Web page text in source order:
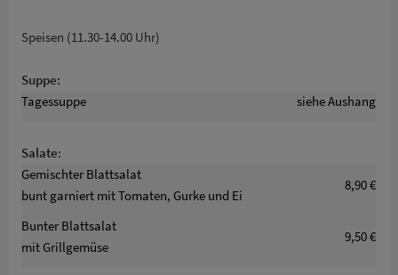
Speisen (11.30-14.00 Uhr)
Suppe:
Tagessuppe
siehe Aushang
Salate:
Gemischter Blattsalat
bunt garniert mit Tomaten, Gurke und Ei
8,90 €
Bunter Blattsalat
mit Grillgemüse
9,50 €